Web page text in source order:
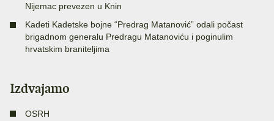
Nijemac prevezen u Knin
Kadeti Kadetske bojne “Predrag Matanović” odali počast
brigadnom generalu Predragu Matanoviću i poginulim
hrvatskim braniteljima
Izdvajamo
OSRH